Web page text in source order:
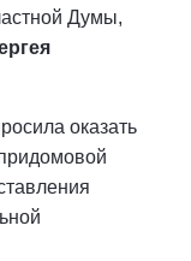
Думы,
оказать